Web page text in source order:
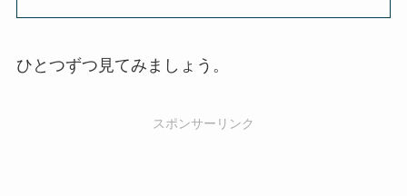
ひとつずつ見てみましょう。
スポンサーリンク